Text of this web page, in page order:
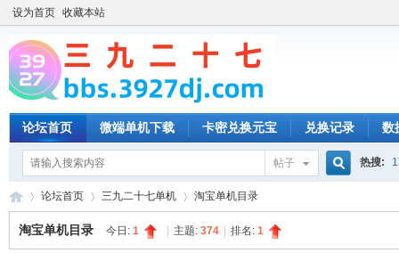
设为首页 收藏本站
论坛首页 微端单机下载 卡密兑换元宝 兑换记录 数
帖子 热搜:
论坛首页 三九二十七单机 淘宝单机目录
淘宝单机目录 今日: 1 主题: 374 排名: 1